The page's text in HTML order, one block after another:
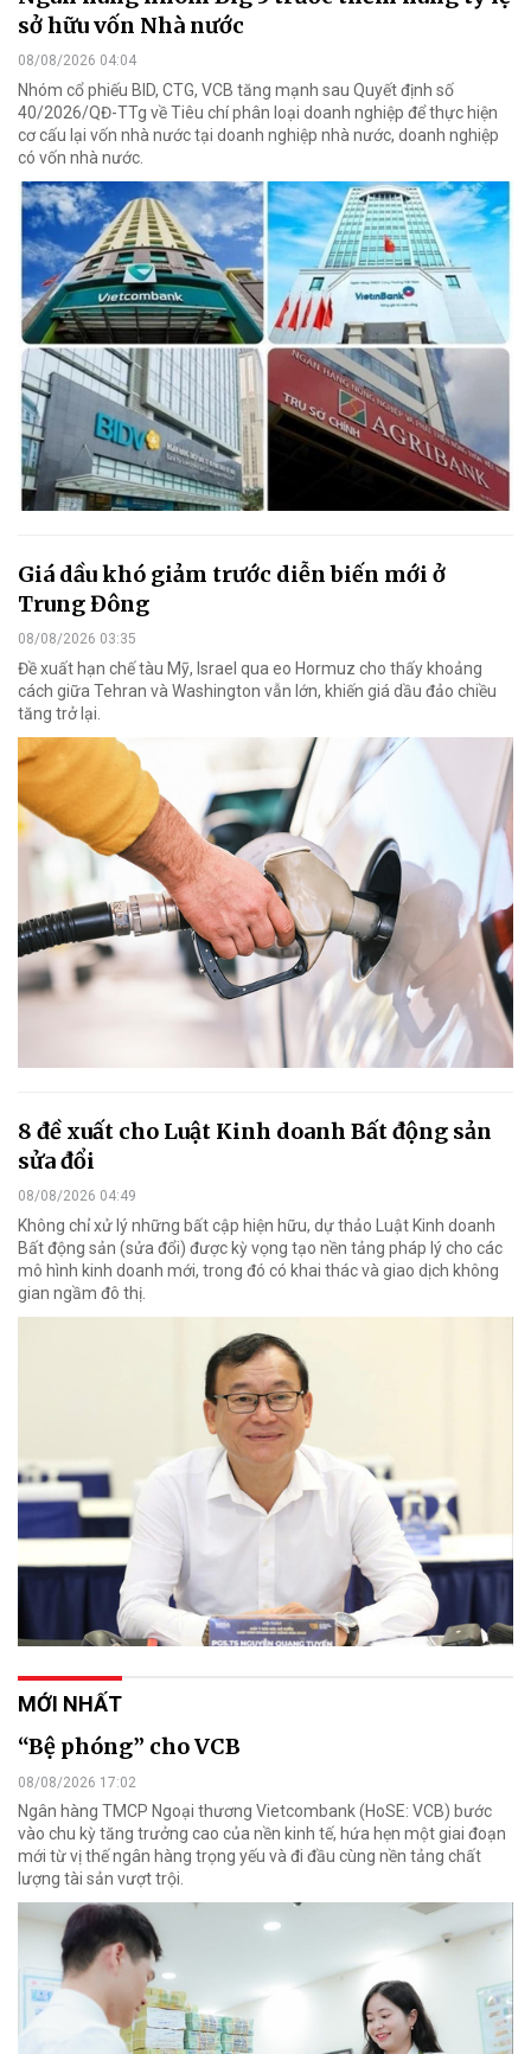
sở hữu vốn Nhà nước
08/08/2026 04:04
Nhóm cổ phiếu BID, CTG, VCB tăng mạnh sau Quyết định số
40/2026/QĐ-TTg về Tiêu chí phân loại doanh nghiệp để thực hiện
cơ cấu lại vốn nhà nước tại doanh nghiệp nhà nước, doanh nghiệp
có vốn nhà nước.
Giá dầu khó giảm trước diễn biến mới ở
Trung Đông
08/08/2026 03:35
Đề xuất hạn chế tàu Mỹ, Israel qua eo Hormuz cho thấy khoảng
cách giữa Tehran và Washington vẫn lớn, khiến giá dầu đảo chiều
tăng trở lại.
8 đề xuất cho Luật Kinh doanh Bất động sản
sửa đổi
08/08/2026 04:49
Không chỉ xử lý những bất cập hiện hữu, dự thảo Luật Kinh doanh
Bất động sản (sửa đổi) được kỳ vọng tạo nền tảng pháp lý cho các
mô hình kinh doanh mới, trong đó có khai thác và giao dịch không
gian ngầm đô thị.
MỚI NHẤT
“Bệ phóng” cho VCB
08/08/2026 17:02
Ngân hàng TMCP Ngoại thương Vietcombank (HoSE: VCB) bước
vào chu kỳ tăng trưởng cao của nền kinh tế, hứa hẹn một giai đoạn
mới từ vị thế ngân hàng trọng yếu và đi đầu cùng nền tảng chất
lượng tài sản vượt trội.